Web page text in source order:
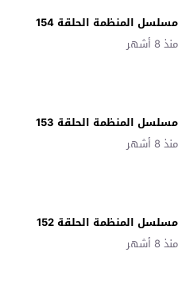
مسلسل المنظمة الحلقة 154
منذ 8 أشهر
مسلسل المنظمة الحلقة 153
منذ 8 أشهر
مسلسل المنظمة الحلقة 152
منذ 8 أشهر